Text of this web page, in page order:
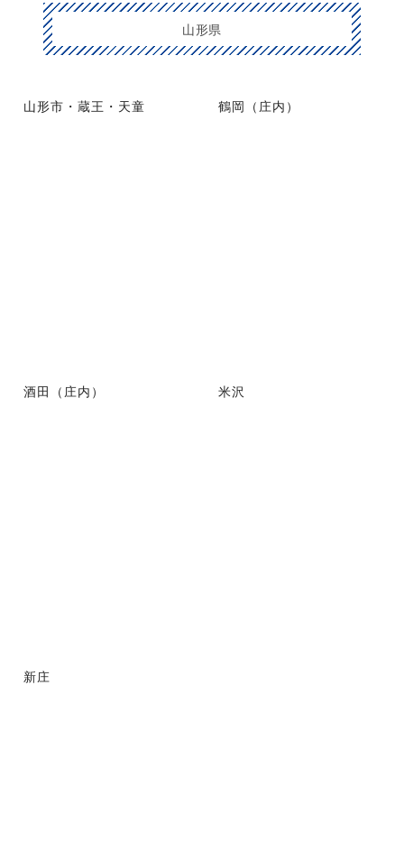
山形県
山形市・蔵王・天童 鶴岡（庄内）
酒田（庄内） 米沢
新庄